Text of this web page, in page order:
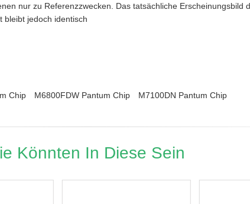
nur zu Referenzzwecken. Das tatsächliche Erscheinungsbild
bleibt jedoch identisch
Chip M6800FDW Pantum Chip M7100DN Pantum Chip
Könnten In Diese Sein